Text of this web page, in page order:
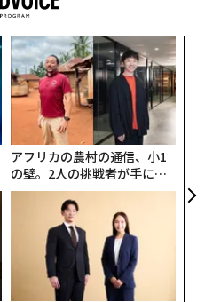
アフリカの農村の通信、小1
の壁。2人の挑戦者が手にし
た「次なる武器」